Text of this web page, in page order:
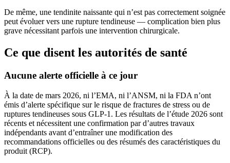
De même, une tendinite naissante qui n’est pas correctement soignée
peut évoluer vers une rupture tendineuse — complication bien plus
grave nécessitant parfois une intervention chirurgicale.
Ce que disent les autorités de santé
Aucune alerte officielle à ce jour
À la date de mars 2026, ni l’EMA, ni l’ANSM, ni la FDA n’ont
émis d’alerte spécifique sur le risque de fractures de stress ou de
ruptures tendineuses sous GLP-1. Les résultats de l’étude 2026 sont
récents et nécessitent une confirmation par d’autres travaux
indépendants avant d’entraîner une modification des
recommandations officielles ou des résumés des caractéristiques du
produit (RCP).